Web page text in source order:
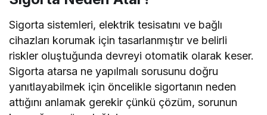
Sigorta sistemleri, elektrik tesisatını ve bağlı
cihazları korumak için tasarlanmıştır ve belirli
riskler oluştuğunda devreyi otomatik olarak keser.
Sigorta atarsa ne yapılmalı sorusunu doğru
yanıtlayabilmek için öncelikle sigortanın neden
attığını anlamak gerekir çünkü çözüm, sorunun